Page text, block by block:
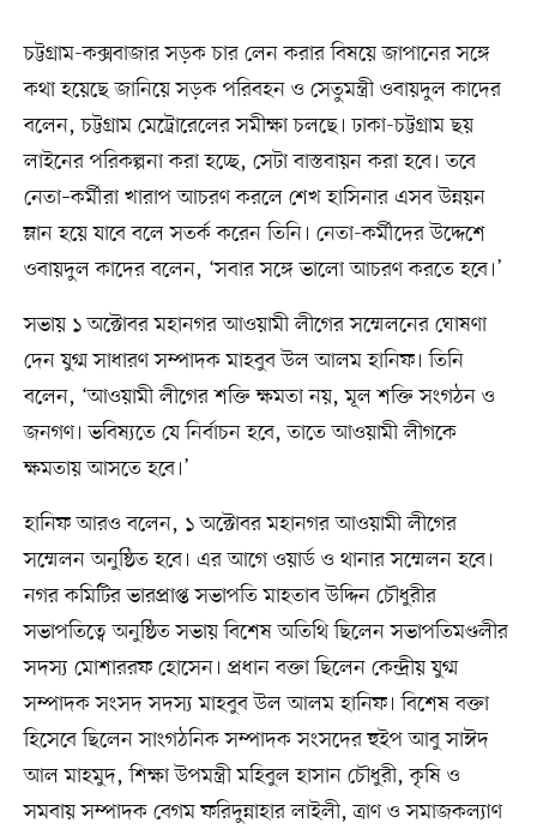
চট্টগ্রাম-কক্সবাজার সড়ক চার লেন করার বিষয়ে জাপানের সঙ্গে
কথা হয়েছে জানিয়ে সড়ক পরিবহন ও সেতুমন্ত্রী ওবায়দুল কাদের
বলেন, চট্টগ্রাম মেট্রোরেলের সমীক্ষা চলছে। ঢাকা-চট্টগ্রাম ছয়
লাইনের পরিকল্পনা করা হচ্ছে, সেটা বাস্তবায়ন করা হবে। তবে
নেতা–কর্মীরা খারাপ আচরণ করলে শেখ হাসিনার এসব উন্নয়ন
ম্লান হয়ে যাবে বলে সতর্ক করেন তিনি। নেতা-কর্মীদের উদ্দেশে
ওবায়দুল কাদের বলেন, ‘সবার সঙ্গে ভালো আচরণ করতে হবে।’
সভায় ১ অক্টোবর মহানগর আওয়ামী লীগের সম্মেলনের ঘোষণা
দেন যুগ্ম সাধারণ সম্পাদক মাহবুব উল আলম হানিফ। তিনি
বলেন, ‘আওয়ামী লীগের শক্তি ক্ষমতা নয়, মূল শক্তি সংগঠন ও
জনগণ। ভবিষ্যতে যে নির্বাচন হবে, তাতে আওয়ামী লীগকে
ক্ষমতায় আসতে হবে।’
হানিফ আরও বলেন, ১ অক্টোবর মহানগর আওয়ামী লীগের
সম্মেলন অনুষ্ঠিত হবে। এর আগে ওয়ার্ড ও থানার সম্মেলন হবে।
নগর কমিটির ভারপ্রাপ্ত সভাপতি মাহতাব উদ্দিন চৌধুরীর
সভাপতিত্বে অনুষ্ঠিত সভায় বিশেষ অতিথি ছিলেন সভাপতিমণ্ডলীর
সদস্য মোশাররফ হোসেন। প্রধান বক্তা ছিলেন কেন্দ্রীয় যুগ্ম
সম্পাদক সংসদ সদস্য মাহবুব উল আলম হানিফ। বিশেষ বক্তা
হিসেবে ছিলেন সাংগঠনিক সম্পাদক সংসদের হুইপ আবু সাঈদ
আল মাহমুদ, শিক্ষা উপমন্ত্রী মহিবুল হাসান চৌধুরী, কৃষি ও
সমবায় সম্পাদক বেগম ফরিদুন্নাহার লাইলী, ত্রাণ ও সমাজকল্যাণ